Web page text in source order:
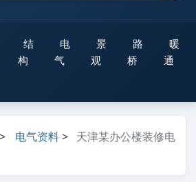
结
构
电
气
景
观
路
桥
暖
通
> 电气资料> 天津某办公楼装修电